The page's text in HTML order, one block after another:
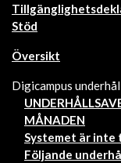
Stöd
Översikt
Digicampus
MÅNADEN
Systemet är
Följande